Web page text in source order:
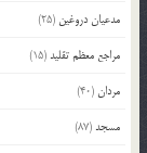
مدعیان دروغین (25)
مراجع معظم تقلید(15)
مردان (40)
مسجد(87)